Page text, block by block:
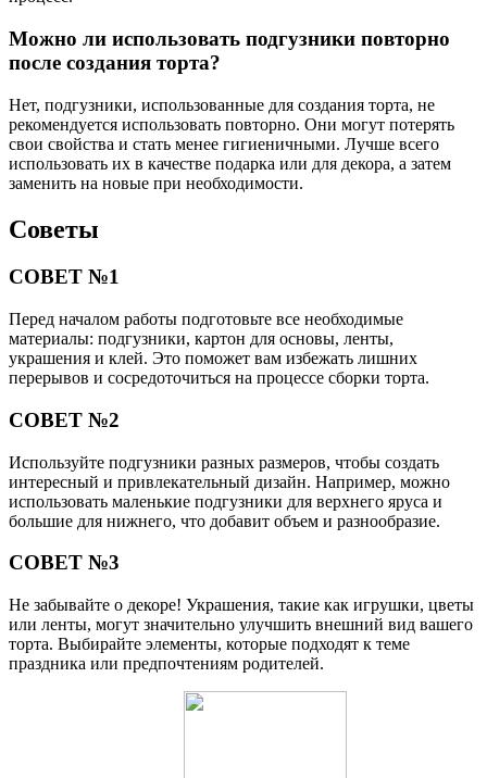
Можно ли использовать подгузники повторно
после создания торта?
Нет, подгузники, использованные для создания торта, не
рекомендуется использовать повторно. Они могут потерять
свои свойства и стать менее гигиеничными. Лучше всего
использовать их в качестве подарка или для декора, а затем
заменить на новые при необходимости.
Советы
СОВЕТ №1
Перед началом работы подготовьте все необходимые
материалы: подгузники, картон для основы, ленты,
украшения и клей. Это поможет вам избежать лишних
перерывов и сосредоточиться на процессе сборки торта.
СОВЕТ №2
Используйте подгузники разных размеров, чтобы создать
интересный и привлекательный дизайн. Например, можно
использовать маленькие подгузники для верхнего яруса и
большие для нижнего, что добавит объем и разнообразие.
СОВЕТ №3
Не забывайте о декоре! Украшения, такие как игрушки, цветы
или ленты, могут значительно улучшить внешний вид вашего
торта. Выбирайте элементы, которые подходят к теме
праздника или предпочтениям родителей.